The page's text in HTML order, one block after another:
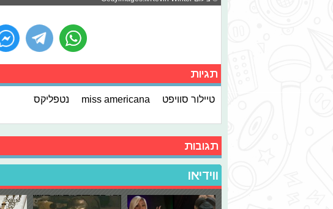
תגיות
טיילור סוויפט miss americana נטפליקס
תגובות
ווידיאו